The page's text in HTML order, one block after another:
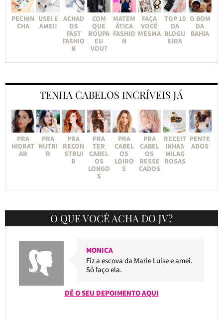
PECHIN
CHA
USEI E
AMEI!
ACHAD
OS
FAST
FASHIO
N
COM
QUE
ROUPA
EU
VOU?
MATEM
ÁTICA
FASHIO
N
FAÇA
VOCÊ
MESMA
TOP 10
DA
BLOGU
EIRA
O BOM
DA
BAHIA
TENHA CABELOS INCRÍVEIS JÁ
PRA
HIDRAT
AR
PRA
NUTRI
R
PRA
RECON
STRUI
R
PRA
TER
CABEL
OS
LONGO
S
PRA
CABEL
OS
LOIRO
S
PRA
CABEL
OS
RESSE
CADOS
RECEIT
INHAS
MILAG
ROSAS
PENTE
ADOS
O QUE VOCÊ ACHA DO JV?
MONICA
Fiz a escova da Marie Luise e amei.
Só faço ela.
DÊ O SEU DEPOIMENTO AQUI